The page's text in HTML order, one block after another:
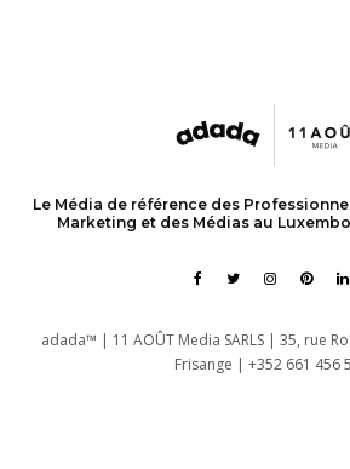
Le Média de référence des
Marketing et des Médias au
adada™ | 11 AOÛT Media SARLS | 35, rue
Frisange | +352 661 456